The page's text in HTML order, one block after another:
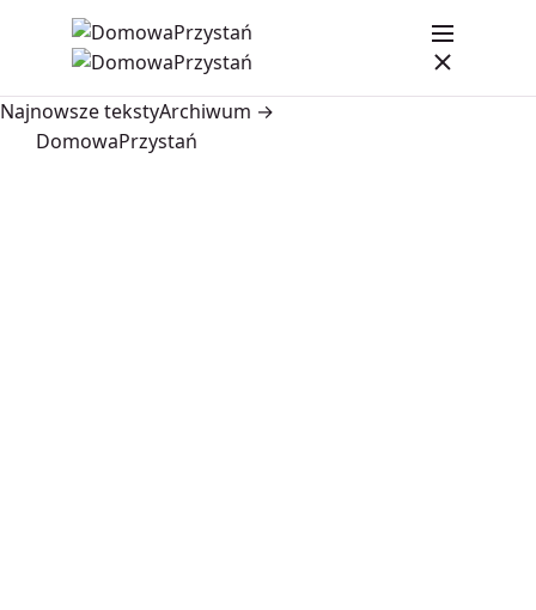
Najnowsze tekstyArchiwum →
DomowaPrzystań